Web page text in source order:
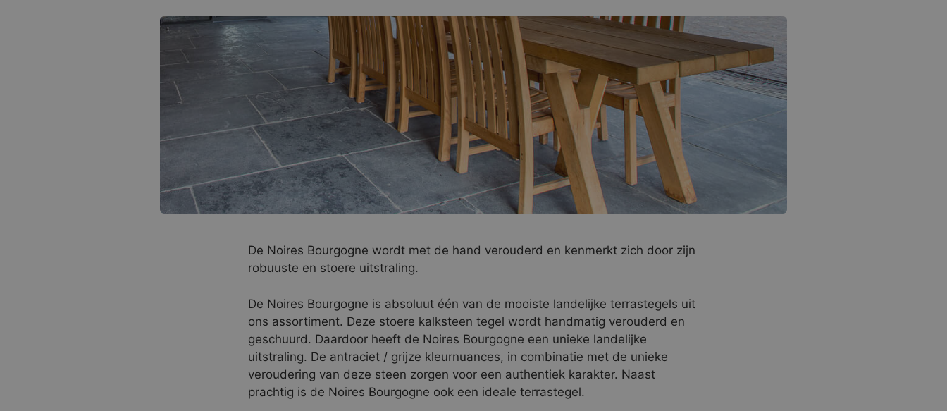
De Noires Bourgogne wordt met de hand verouderd en kenmerkt zich door zijn
robuuste en stoere uitstraling.
De Noires Bourgogne is absoluut één van de mooiste landelijke terrastegels uit
ons assortiment. Deze stoere kalksteen tegel wordt handmatig verouderd en
geschuurd. Daardoor heeft de Noires Bourgogne een unieke landelijke
uitstraling. De antraciet / grijze kleurnuances, in combinatie met de unieke
veroudering van deze steen zorgen voor een authentiek karakter. Naast
prachtig is de Noires Bourgogne ook een ideale terrastegel.